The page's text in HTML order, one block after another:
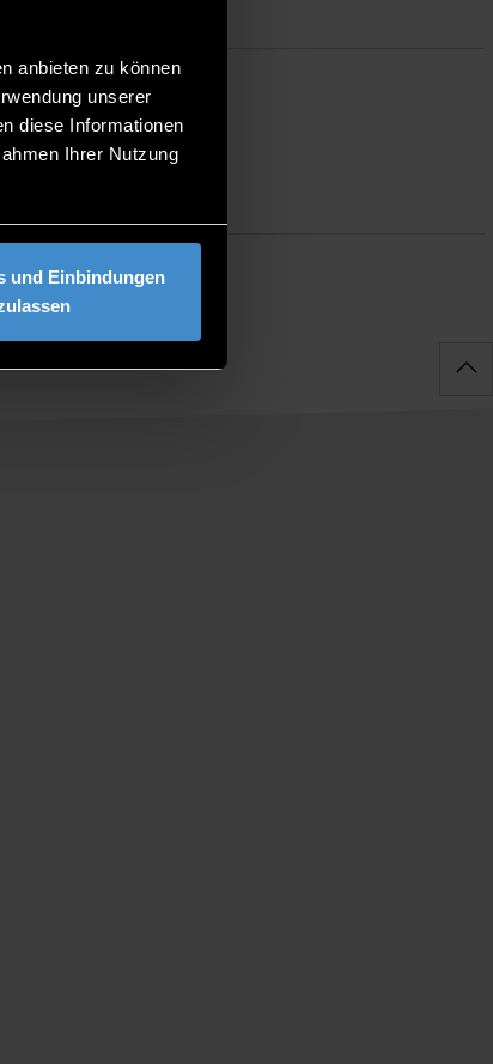
anbieten zu können
unserer
diese Informationen
Ihrer Nutzung
und Einbindungen